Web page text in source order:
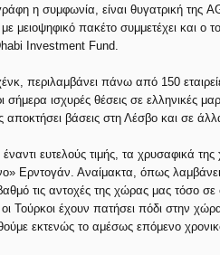
η συμφωνία, είναι θυγατρική της
μειοψηφικό πακέτο συμμετέχει και ο
Investment Fund.
περιλαμβάνει πάνω από 150
σήμερα ισχυρές θέσεις σε ελληνικές
αποκτήσει βάσεις στη Λέσβο και σε
ευτελούς τιμής, τα χρυσαφικά
Ερντογάν. Αναίμακτα, όπως
τις αντοχές της χώρας μας τόσο σε
Τούρκοι έχουν πατήσει πόδι στην
εκτενώς το αμέσως επόμενο